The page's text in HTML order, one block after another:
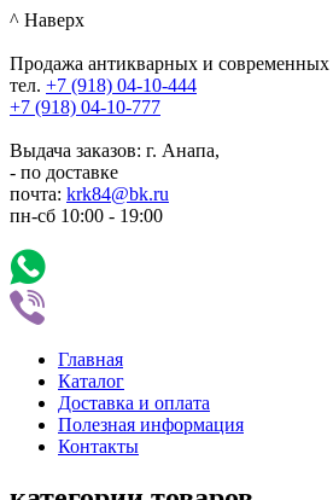
^ Наверх
Продажа антикварных и современных
тел. +7 (918) 04-10-444
+7 (918) 04-10-777
Выдача заказов: г. Анапа,
- по доставке
почта: krk84@bk.ru
пн-сб 10:00 - 19:00
Главная
Каталог
Доставка и оплата
Полезная информация
Контакты